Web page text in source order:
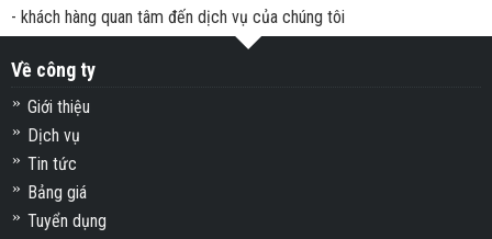
- khách hàng quan tâm đến dịch vụ của chúng tôi
Về công ty
Giới thiệu
Dịch vụ
Tin tức
Bảng giá
Tuyển dụng